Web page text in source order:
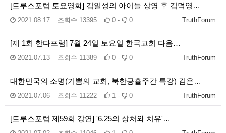
[트루스포럼 토요영화] 김일성의 아이들 상영 후 김덕영…
TruthForum
2021.08.17 조회수 13395 0 - 0
[제 1회 한다포럼] 7월 24일 토요일 한국교회 다음…
TruthForum
2021.07.13 조회수 11389 0 - 0
대한민국의 소명(기쁨의 교회, 북한긍휼주간 특강) 김은…
TruthForum
2021.07.06 조회수 11222 1 - 0
[트루스포럼 제59회 강연] '6.25의 상처와 치유'…